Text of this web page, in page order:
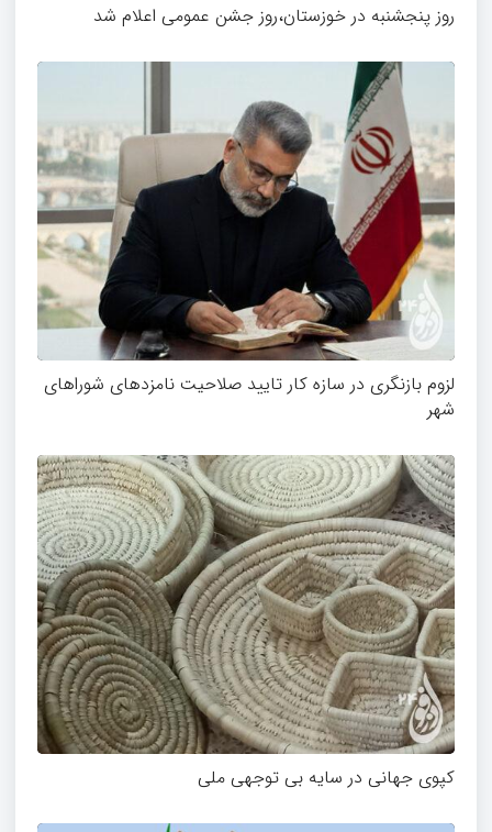
روز پنجشنبه در خوزستان،روز جشن عمومی اعلام شد
لزوم بازنگری در سازه کار تایید صلاحیت نامزدهای شوراهای
شهر
کپوی جهانی در سایه بی توجهی ملی